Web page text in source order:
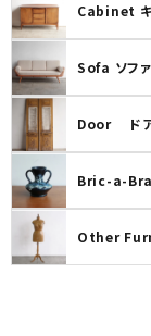
Cabinet キ
Sofa ソファ
Door ド
Bric-a-
Other